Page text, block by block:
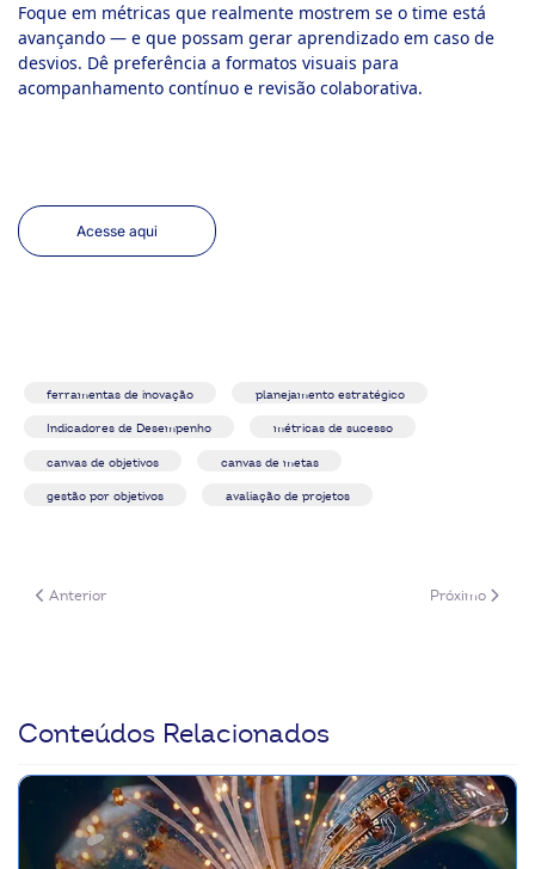
Foque em métricas que realmente mostrem se o time está
avançando — e que possam gerar aprendizado em caso de
desvios. Dê preferência a formatos visuais para
acompanhamento contínuo e revisão colaborativa.
Acesse aqui
ferramentas de inovação planejamento estratégico
Indicadores de Desempenho métricas de sucesso
canvas de objetivos canvas de metas
gestão por objetivos avaliação de projetos
Artigo anterior: Canvas de Oportunidades, Barreiras e Soluções
Anterior Próximo
Próximo
Conteúdos Relacionados